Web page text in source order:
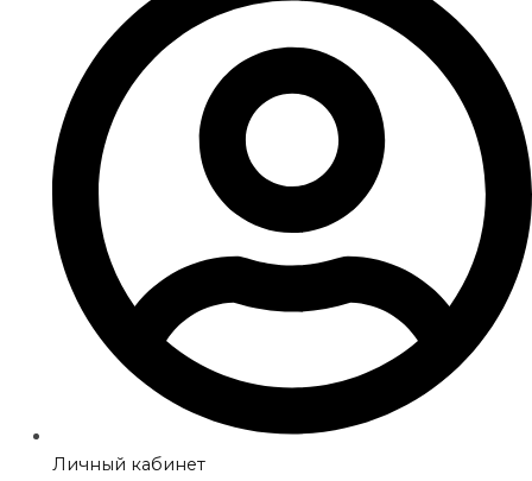
Личный кабинет